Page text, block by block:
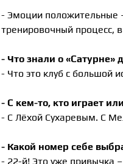
- Эмоции положительные
тренировочный процесс,
- Что знали о «Сатурне»
- Что это клуб с большой
- С кем-то, кто играет
- С Лёхой Сухаревым. С
- Какой номер себе
- 22-й! Это уже привычка